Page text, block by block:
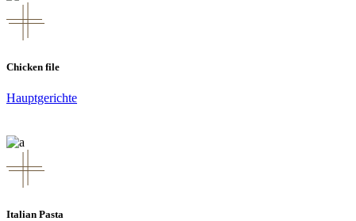
Chicken file
Hauptgerichte
Italian Pasta